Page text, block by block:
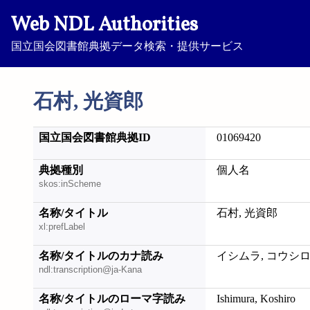
Web NDL Authorities
国立国会図書館典拠データ検索・提供サービス
石村, 光資郎
国立国会図書館典拠ID 01069420
典拠種別
skos:inScheme
個人名
名称/タイトル
xl:prefLabel
石村, 光資郎
名称/タイトルのカナ読み
ndl:transcription@ja-Kana
イシムラ, コウシ
名称/タイトルのローマ字読み Ishimura, Koshiro